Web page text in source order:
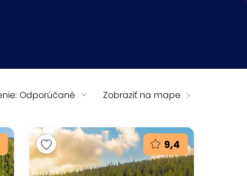
Odporúčané Zobraziť na mape
9,4